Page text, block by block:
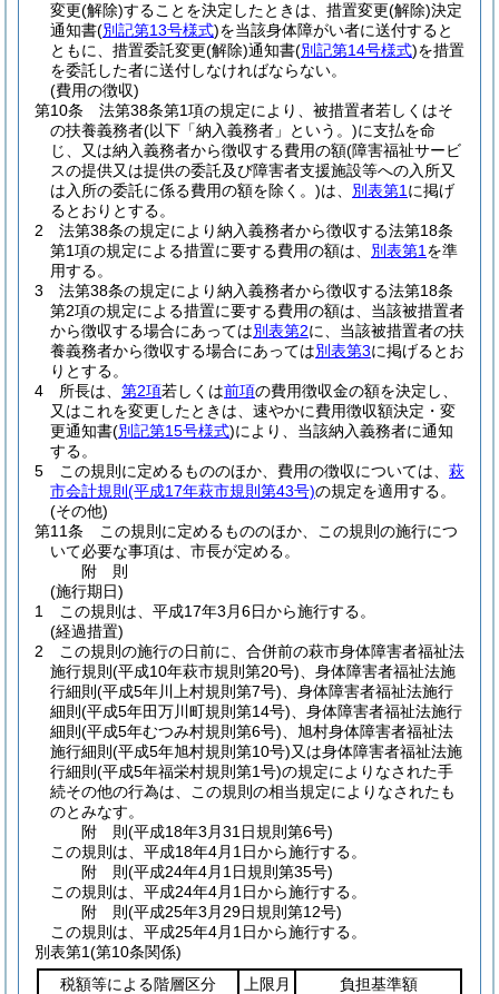
変更(解除)することを決定したときは、措置変更(解除)決定
通知書(別記第13号様式)を当該身体障がい者に送付すると
ともに、措置委託変更(解除)通知書(別記第14号様式)を措置
を委託した者に送付しなければならない。
(費用の徴収)
第10条
法第38条第1項の規定により、被措置者若しくはそ
の扶養義務者(以下「納入義務者」という。)に支払を命
じ、又は納入義務者から徴収する費用の額(障害福祉サービ
スの提供又は提供の委託及び障害者支援施設等への入所又
は入所の委託に係る費用の額を除く。)は、 別表第1 に掲げ
るとおりとする。
2
法第38条の規定により納入義務者から徴収する法第18条
第1項の規定による措置に要する費用の額は、 別表第1 を準
用する。
3
法第38条の規定により納入義務者から徴収する法第18条
第2項の規定による措置に要する費用の額は、当該被措置者
から徴収する場合にあっては別表第2に、当該被措置者の扶
養義務者から徴収する場合にあっては別表第3に掲げるとお
りとする。
4
所長は、 第2項若しくは前項の費用徴収金の額を決定し、
又はこれを変更したときは、速やかに費用徴収額決定・変
更通知書(別記第15号様式)により、当該納入義務者に通知
する。
5
この規則に定めるもののほか、費用の徴収については、 萩
市会計規則 (平成17年萩市規則第43号)の規定を適用する。
(その他)
第11条
この規則に定めるもののほか、この規則の施行につ
いて必要な事項は、市長が定める。
附 則
(施行期日)
1
この規則は、平成17年3月6日から施行する。
(経過措置)
2
この規則の施行の日前に、合併前の萩市身体障害者福祉法
施行規則 (平成10年萩市規則第20号) 、身体障害者福祉法施
行細則 (平成5年川上村規則第7号) 、身体障害者福祉法施行
細則 (平成5年田万川町規則第14号) 、身体障害者福祉法施行
細則 (平成5年むつみ村規則第6号) 、旭村身体障害者福祉法
施行細則 (平成5年旭村規則第10号)又は身体障害者福祉法施
行細則 (平成5年福栄村規則第1号)の規定によりなされた手
続その他の行為は、この規則の相当規定によりなされたも
のとみなす。
附 則(平成18年3月31日規則第6号)
この規則は、平成18年4月1日から施行する。
附 則(平成24年4月1日規則第35号)
この規則は、平成24年4月1日から施行する。
附 則(平成25年3月29日規則第12号)
この規則は、平成25年4月1日から施行する。
別表第1(第10条関係)
税額等による階層区分
上限月
負担基準額